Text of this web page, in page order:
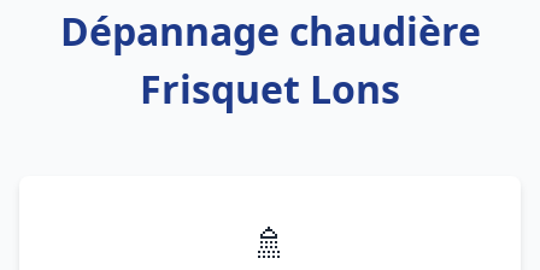
Dépannage chaudière
Frisquet Lons
🚿